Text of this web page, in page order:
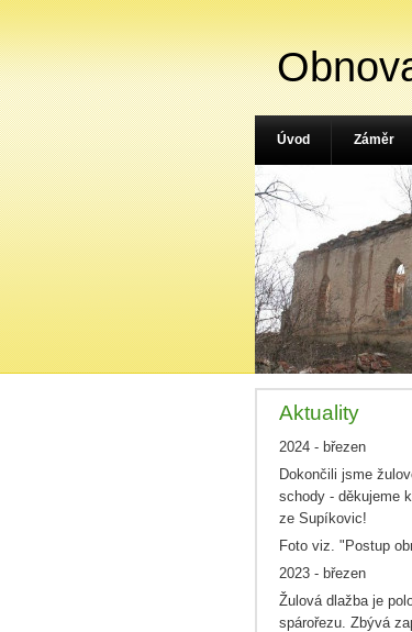
Aktuality
2024 - březen
Dokončili jsme
schody - děkujeme
ze Supíkovic!
Foto viz. "Postup
2023 - březen
Žulová dlažba je
spárořezu. Zbývá
Úvod Záměr